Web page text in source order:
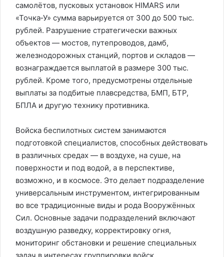
самолётов, пусковых установок HIMARS или
«Точка‑У» сумма варьируется от 300 до 500 тыс.
рублей. Разрушение стратегически важных
объектов — мостов, путепроводов, дамб,
железнодорожных станций, портов и складов —
вознаграждается выплатой в размере 300 тыс.
рублей. Кроме того, предусмотрены отдельные
выплаты за подбитые плавсредства, БМП, БТР,
БПЛА и другую технику противника.
Войска беспилотных систем занимаются
подготовкой специалистов, способных действовать
в различных средах — в воздухе, на суше, на
поверхности и под водой, а в перспективе,
возможно, и в космосе. Это делает подразделение
универсальным инструментом, интегрированным
во все традиционные виды и рода Вооружённых
Сил. Основные задачи подразделений включают
воздушную разведку, корректировку огня,
мониторинг обстановки и решение специальных